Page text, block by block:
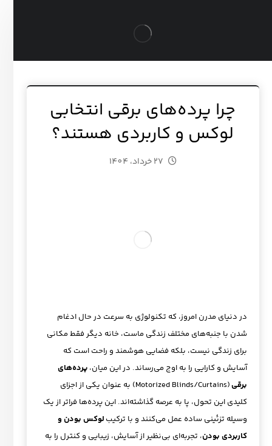
چرا پرده‌های برقی انتخابی
لوکس و کاربردی هستند؟
27 خرداد، 1404
در دنیای مدرن امروز، که تکنولوژی به سرعت در حال ادغام
شدن با جنبه‌های مختلف زندگی ماست، خانه دیگر فقط مکانی
برای زندگی نیست، بلکه فضایی هوشمند و راحت است که
آسایش و کارایی را به اوج می‌رساند. در این میان،پرده‌های
برقی
(Motorized Blinds/Curtains) به عنوان یکی از اجزای
کلیدی این تحول، پا به عرصه گذاشته‌اند. این پرده‌ها فراتر از یک
وسیله تزئینی ساده عمل می‌کنند و با ترکیب لوکس بودن و
کاربردی بودن، تجربه‌ای بی‌نظیر از آسایش، زیبایی و کنترل را به